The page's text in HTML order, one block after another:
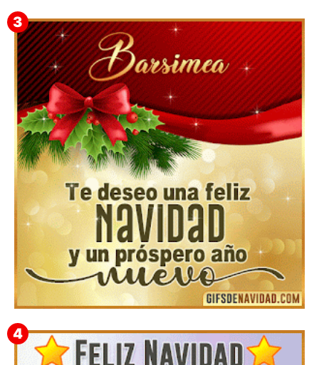
Feliz Navidad y próspero Año Nuevo Gladis